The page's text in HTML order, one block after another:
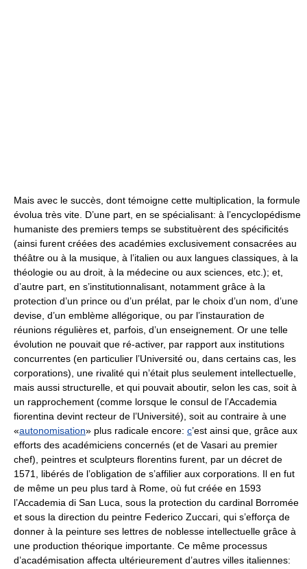
Mais avec le succès, dont témoigne cette multiplication, la formule
évolua très vite. D’une part, en se spécialisant: à l’encyclopédisme
humaniste des premiers temps se substituèrent des spécificités
(ainsi furent créées des académies exclusivement consacrées au
théâtre ou à la musique, à l’italien ou aux langues classiques, à la
théologie ou au droit, à la médecine ou aux sciences, etc.); et,
d’autre part, en s’institutionnalisant, notamment grâce à la
protection d’un prince ou d’un prélat, par le choix d’un nom, d’une
devise, d’un emblème allégorique, ou par l’instauration de
réunions régulières et, parfois, d’un enseignement. Or une telle
évolution ne pouvait que ré-activer, par rapport aux institutions
concurrentes (en particulier l’Université ou, dans certains cas, les
corporations), une rivalité qui n’était plus seulement intellectuelle,
mais aussi structurelle, et qui pouvait aboutir, selon les cas, soit à
un rapprochement (comme lorsque le consul de l’Accademia
fiorentina devint recteur de l’Université), soit au contraire à une
«autonomisation» plus radicale encore: c’est ainsi que, grâce aux
efforts des académiciens concernés (et de Vasari au premier
chef), peintres et sculpteurs florentins furent, par un décret de
1571, libérés de l’obligation de s’affilier aux corporations. Il en fut
de même un peu plus tard à Rome, où fut créée en 1593
l’Accademia di San Luca, sous la protection du cardinal Borromée
et sous la direction du peintre Federico Zuccari, qui s’efforça de
donner à la peinture ses lettres de noblesse intellectuelle grâce à
une production théorique importante. Ce même processus
d’académisation affecta ultérieurement d’autres villes italiennes: